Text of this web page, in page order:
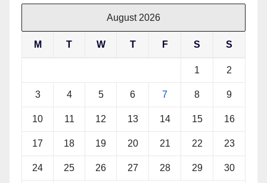
August 2026
M T W T F S S
1 2
3 4 5 6 7 8 9
10 11 12 13 14 15 16
17 18 19 20 21 22 23
24 25 26 27 28 29 30